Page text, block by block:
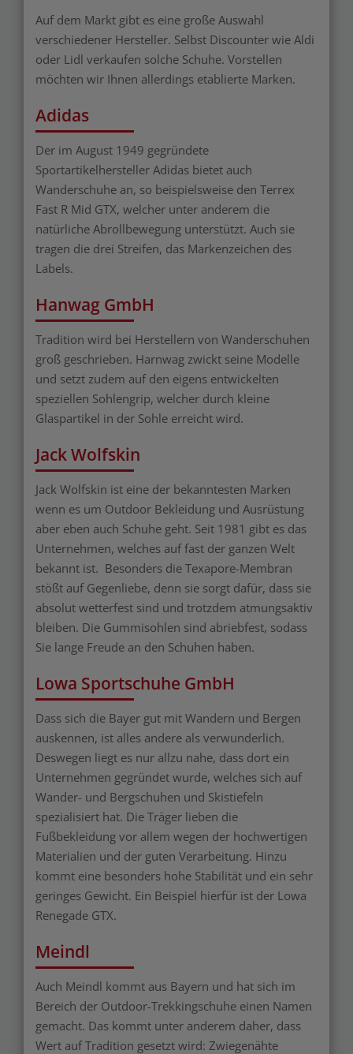
Auf dem Markt gibt es eine große Auswahl
verschiedener Hersteller. Selbst Discounter wie Aldi
oder Lidl verkaufen solche Schuhe. Vorstellen
möchten wir Ihnen allerdings etablierte Marken.
Adidas
Der im August 1949 gegründete
Sportartikelhersteller Adidas bietet auch
Wanderschuhe an, so beispielsweise den Terrex
Fast R Mid GTX, welcher unter anderem die
natürliche Abrollbewegung unterstützt. Auch sie
tragen die drei Streifen, das Markenzeichen des
Labels.
Hanwag GmbH
Tradition wird bei Herstellern von Wanderschuhen
groß geschrieben. Harnwag zwickt seine Modelle
und setzt zudem auf den eigens entwickelten
speziellen Sohlengrip, welcher durch kleine
Glaspartikel in der Sohle erreicht wird.
Jack Wolfskin
Jack Wolfskin ist eine der bekanntesten Marken
wenn es um Outdoor Bekleidung und Ausrüstung
aber eben auch Schuhe geht. Seit 1981 gibt es das
Unternehmen, welches auf fast der ganzen Welt
bekannt ist. Besonders die Texapore-Membran
stößt auf Gegenliebe, denn sie sorgt dafür, dass sie
absolut wetterfest sind und trotzdem atmungsaktiv
bleiben. Die Gummisohlen sind abriebfest, sodass
Sie lange Freude an den Schuhen haben.
Lowa Sportschuhe GmbH
Dass sich die Bayer gut mit Wandern und Bergen
auskennen, ist alles andere als verwunderlich.
Deswegen liegt es nur allzu nahe, dass dort ein
Unternehmen gegründet wurde, welches sich auf
Wander- und Bergschuhen und Skistiefeln
spezialisiert hat. Die Träger lieben die
Fußbekleidung vor allem wegen der hochwertigen
Materialien und der guten Verarbeitung. Hinzu
kommt eine besonders hohe Stabilität und ein sehr
geringes Gewicht. Ein Beispiel hierfür ist der Lowa
Renegade GTX.
Meindl
Auch Meindl kommt aus Bayern und hat sich im
Bereich der Outdoor-Trekkingschuhe einen Namen
gemacht. Das kommt unter anderem daher, dass
Wert auf Tradition gesetzt wird: Zwiegenähte